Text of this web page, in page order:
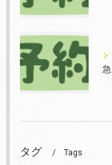
タグ Tags